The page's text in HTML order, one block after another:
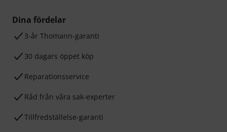
Dina fördelar
3-år Thomann-garanti
30 dagars öppet köp
Reparationsservice
Råd från våra sak-experter
Tillfredställelse-garanti